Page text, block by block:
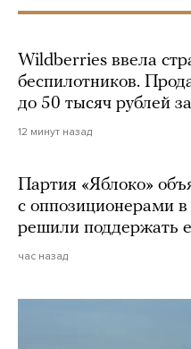
Wildberries ввела
беспилотников.
до 50 тысяч рублей
12 минут назад
Партия «Яблоко»
с оппозиционерами
решили поддержать
час назад